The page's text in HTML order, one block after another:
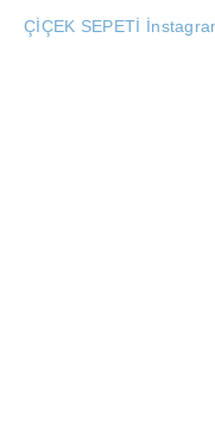
ÇİÇEK SEPETİ